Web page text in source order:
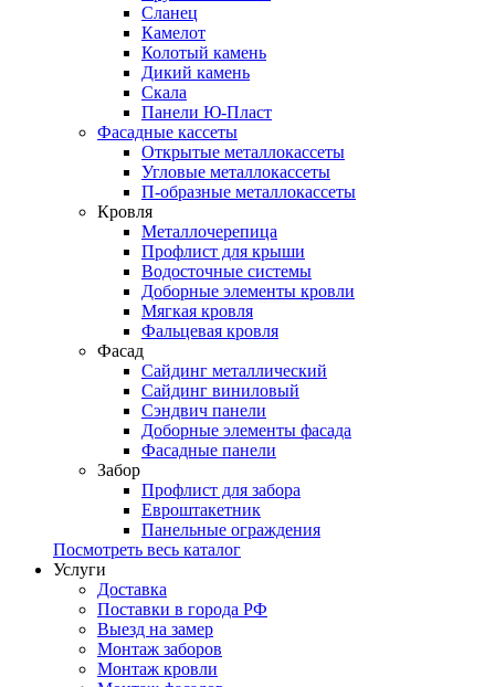
Сланец
Камелот
Колотый камень
Дикий камень
Скала
Панели Ю-Пласт
Фасадные кассеты
Открытые металлокассеты
Угловые металлокассеты
П-образные металлокассеты
Кровля
Металлочерепица
Профлист для крыши
Водосточные системы
Доборные элементы кровли
Мягкая кровля
Фальцевая кровля
Фасад
Сайдинг металлический
Сайдинг виниловый
Сэндвич панели
Доборные элементы фасада
Фасадные панели
Забор
Профлист для забора
Евроштакетник
Панельные ограждения
Посмотреть весь каталог
Услуги
Доставка
Поставки в города РФ
Выезд на замер
Монтаж заборов
Монтаж кровли